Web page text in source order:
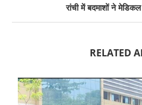
रांची में बदमाशों ने
RELATED